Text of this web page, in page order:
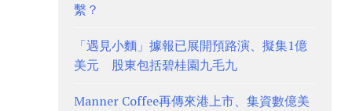
繫？
「遇見小麵」據報已展開預路演、擬集1億
美元 股東包括碧桂園九毛九
Manner Coffee再傳來港上市、集資數億美